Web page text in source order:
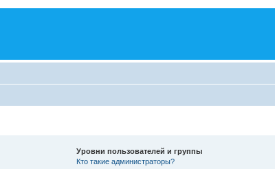
Уровни пользователей и группы
Кто такие администраторы?